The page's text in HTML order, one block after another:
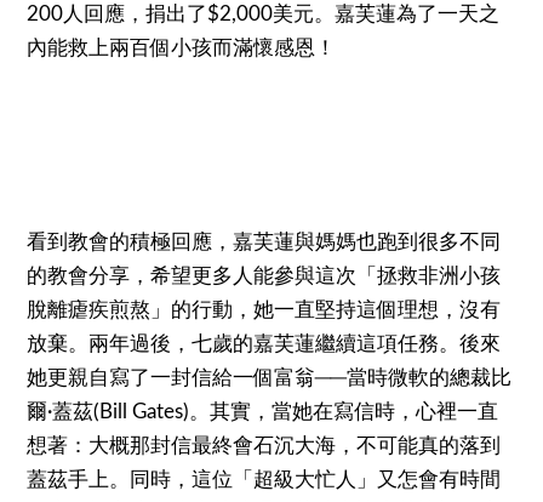
200人回應，捐出了$2,000美元。嘉芙蓮為了一天之
內能救上兩百個小孩而滿懷感恩！
看到教會的積極回應，嘉芙蓮與媽媽也跑到很多不同
的教會分享，希望更多人能參與這次「拯救非洲小孩
脫離瘧疾煎熬」的行動，她一直堅持這個理想，沒有
放棄。兩年過後，七歲的嘉芙蓮繼續這項任務。後來
她更親自寫了一封信給一個富翁──當時微軟的總裁比
爾·蓋茲(Bill Gates)。其實，當她在寫信時，心裡一直
想著：大概那封信最終會石沉大海，不可能真的落到
蓋茲手上。同時，這位「超級大忙人」又怎會有時間